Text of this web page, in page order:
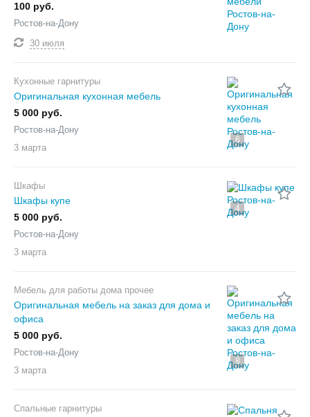
100 руб.
Ростов-на-Дону
30 июля
6
Кухонные гарнитуры
Оригинальная кухонная мебель
5 000 руб.
Ростов-на-Дону
3 марта
4
Шкафы
Шкафы купе
5 000 руб.
Ростов-на-Дону
3 марта
8
Мебель для работы дома прочее
Оригинальная мебель на заказ для дома и
офиса
5 000 руб.
Ростов-на-Дону
3 марта
Спальные гарнитуры